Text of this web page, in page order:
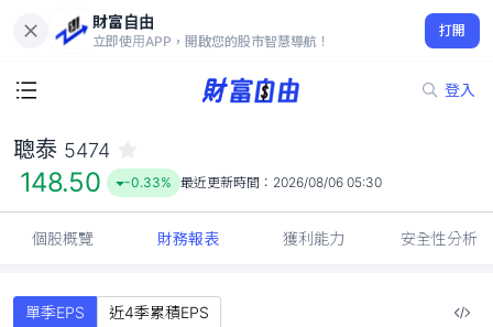
財富自由
立即使用APP，開啟您的股市智慧導航！
打開
登入
148.50
-0.33%
聰泰 5474
148.50 -0.33% 最近更新時間： 2026/08/06 05:30
個股概覽 財務報表 獲利能力 安全性分析
單季EPS 近4季累積EPS